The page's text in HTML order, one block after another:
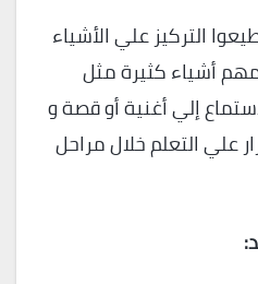
التركيز علي الأشياء
أشياء كثيرة مثل
إلي أغنية أو قصة و
علي التعلم خلال مراحل
: